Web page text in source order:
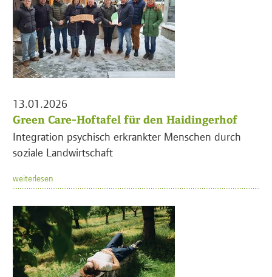
13.01.2026
Green Care-Hoftafel für den Haidingerhof
Integration psychisch erkrankter Menschen durch
soziale Landwirtschaft
weiterlesen